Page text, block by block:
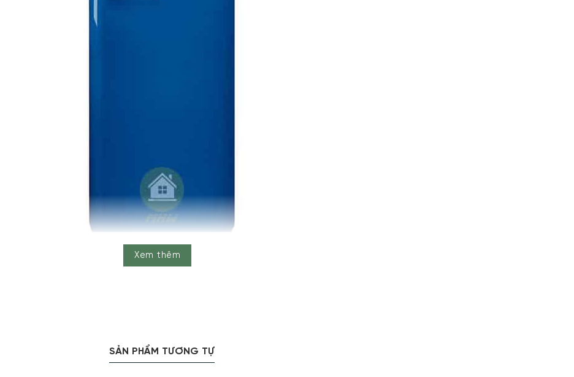
TỦ LẠNH 244L SMEG FAB28RBE3
sáng tạo, tủ lạnh FAB28 Series được coi là một trong những thiết bị nhà bếp đặc biệt nhất trên thế giới. Không
Xem thêm
SẢN PHẨM TƯƠNG TỰ